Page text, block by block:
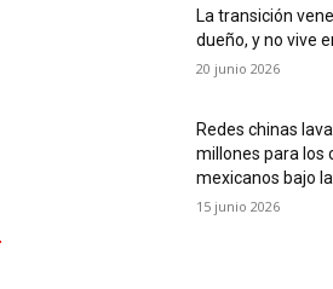
La transición
dueño, y no vive
20 junio 2026
Redes chinas
millones para los
mexicanos bajo
15 junio 2026